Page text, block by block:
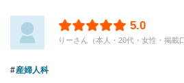
5.0
りーさん（本人・20代・女性・掲載
産婦人科